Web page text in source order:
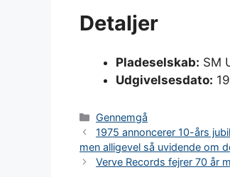
Detaljer
Pladeselskab: SM
Udgivelsesdato:
Kategorier
Gennemgå
1975 annoncerer 10-års
men alligevel så uvidende om
Verve Records fejrer 70 år